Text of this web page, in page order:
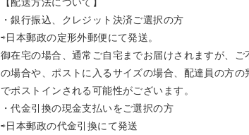
・銀行振込、クレジット決済ご選択の方
⇨日本郵政の定形外郵便にて発送。
御在宅の場合、通常ご自宅までお届けされますが、ご
の場合や、ポストに入るサイズの場合、配達員の方の
でポストインされる可能性がございます。
・代金引換の現金支払いをご選択の方
⇨日本郵政の代金引換にて発送